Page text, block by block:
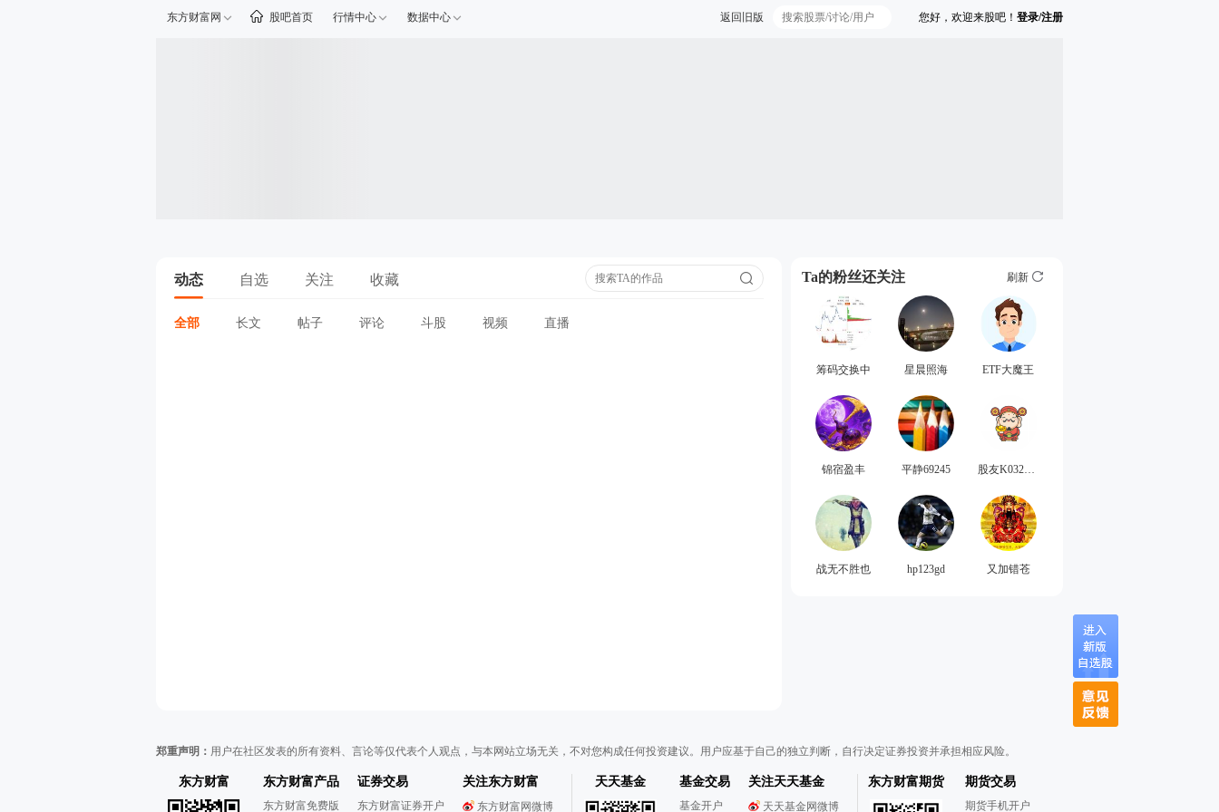
东方财富网 股吧首页 行情中心 数据中心 您好，欢迎来股吧！ 登录/注册
返回旧版
动态 自选 关注 收藏
全部 长文 帖子 评论 斗股 视频 直播
Ta的粉丝还关注 刷新
筹码交换中 星晨照海 ETF大魔王
锦宿盈丰 平静69245 股友K032086v50
战无不胜也 hp123gd 又加错苍
郑重声明： 用户在社区发表的所有资料、言论等仅代表个人观点，与本网站立场无关，不对您构成任何投资建议。用户应基于自己的独立判断，自行决定证券投资并承担相应风险。
东方财富 东方财富产品
东方财富免费版
证券交易
东方财富证券开户
关注东方财富
东方财富网微博
天天基金 基金交易
基金开户
关注天天基金
天天基金网微博
东方财富期货 期货交易
期货手机开户